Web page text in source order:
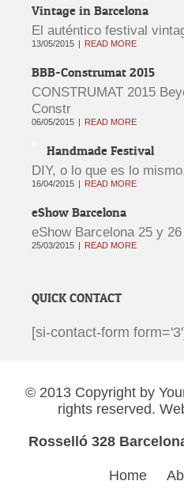
Vintage in Barcelona
El auténtico festival
13/05/2015 READ MORE
BBB-Construmat 2015
CONSTRUMAT 2015
Constr
06/05/2015 READ MORE
Handmade Festival
DIY, o lo que es lo
16/04/2015 READ MORE
eShow Barcelona
eShow Barcelona 25 y
25/03/2015 READ MORE
QUICK CONTACT
[si-contact-form form='3']
© 2013 Copyright by
rights reserved.
Rosselló 328
Home